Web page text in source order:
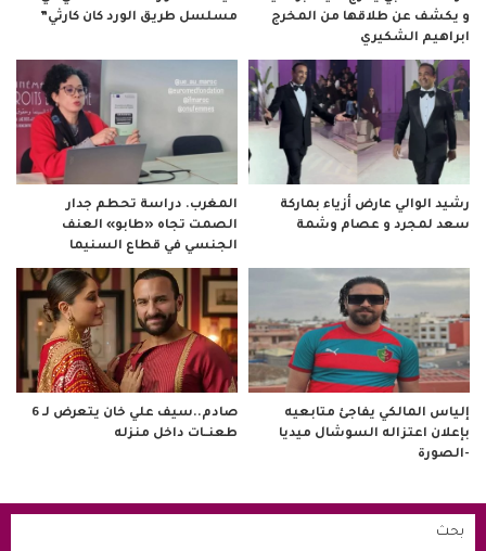
و يكشف عن طلاقها من المخرج
ابراهيم الشكيري
مسلسل طريق الورد كان كارثي”
رشيد الوالي عارض أزياء بماركة
سعد لمجرد و عصام وشمة
المغرب. دراسة تحطم جدار
الصمت تجاه «طابو» العنف
الجنسي في قطاع السنيما
إلياس المالكي يفاجئ متابعيه
بإعلان اعتزاله السوشال ميديا
-الصورة
صادم..سيف علي خان يتعرض لـ 6
طعنــات داخل منزله